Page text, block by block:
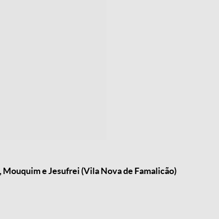
e Jesufrei (Vila Nova de Famalicão)